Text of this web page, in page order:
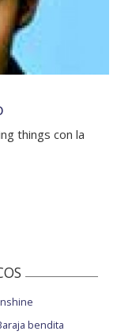
things con la
bendita